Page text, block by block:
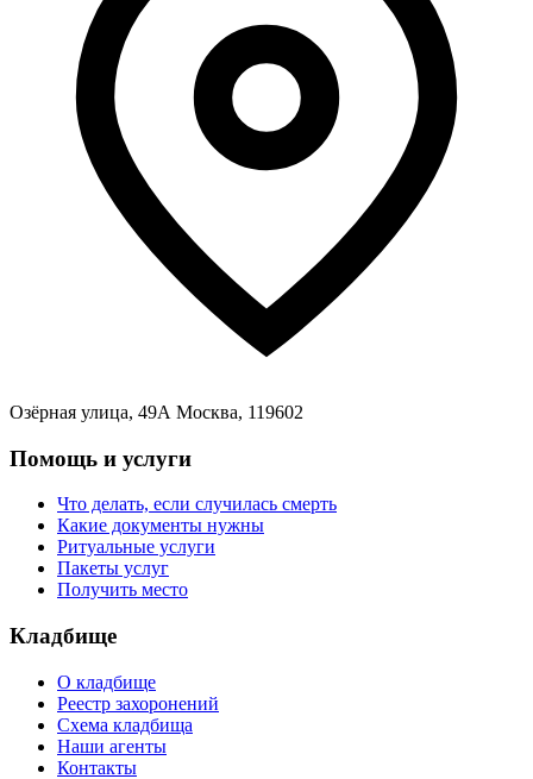
Озёрная улица, 49А Москва, 119602
Помощь и услуги
Что делать, если случилась смерть
Какие документы нужны
Ритуальные услуги
Пакеты услуг
Получить место
Кладбище
О кладбище
Реестр захоронений
Схема кладбища
Наши агенты
Контакты